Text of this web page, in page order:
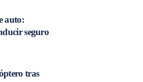
auto:
seguro
tras